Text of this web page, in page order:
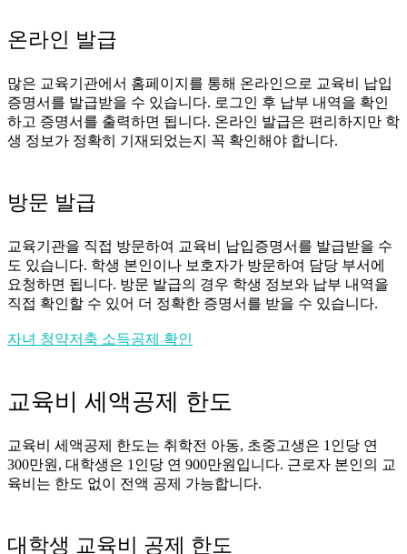
온라인 발급
많은 교육기관에서 홈페이지를 통해 온라인으로 교육비 납입
증명서를 발급받을 수 있습니다. 로그인 후 납부 내역을 확인
하고 증명서를 출력하면 됩니다. 온라인 발급은 편리하지만 학
생 정보가 정확히 기재되었는지 꼭 확인해야 합니다.
방문 발급
교육기관을 직접 방문하여 교육비 납입증명서를 발급받을 수
도 있습니다. 학생 본인이나 보호자가 방문하여 담당 부서에
요청하면 됩니다. 방문 발급의 경우 학생 정보와 납부 내역을
직접 확인할 수 있어 더 정확한 증명서를 받을 수 있습니다.
자녀 청약저축 소득공제 확인
교육비 세액공제 한도
교육비 세액공제 한도는 취학전 아동, 초중고생은 1인당 연
300만원, 대학생은 1인당 연 900만원입니다. 근로자 본인의 교
육비는 한도 없이 전액 공제 가능합니다.
대학생 교육비 공제 한도